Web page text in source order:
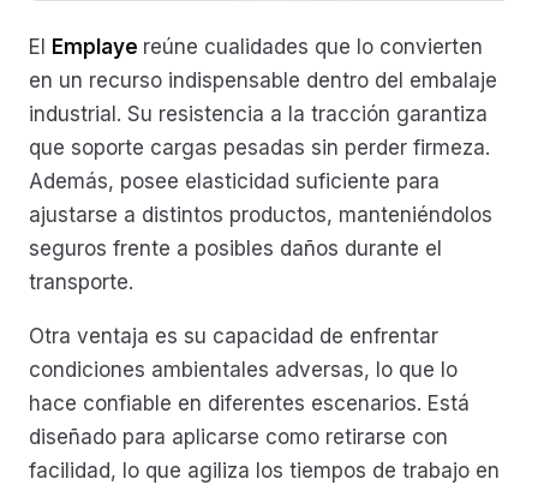
El Emplaye reúne cualidades que lo convierten
en un recurso indispensable dentro del embalaje
industrial. Su resistencia a la tracción garantiza
que soporte cargas pesadas sin perder firmeza.
Además, posee elasticidad suficiente para
ajustarse a distintos productos, manteniéndolos
seguros frente a posibles daños durante el
transporte.
Otra ventaja es su capacidad de enfrentar
condiciones ambientales adversas, lo que lo
hace confiable en diferentes escenarios. Está
diseñado para aplicarse como retirarse con
facilidad, lo que agiliza los tiempos de trabajo en